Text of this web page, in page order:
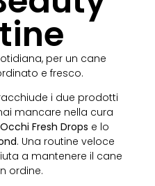
per un cane
e fresco.
i due prodotti
mancare nella cura
Fresh Drops e lo
. Una routine veloce
a mantenere il cane
ordine.